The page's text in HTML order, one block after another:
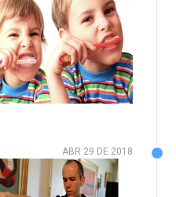
ABR 29 DE 2018